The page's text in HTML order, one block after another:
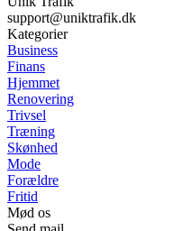
support@uniktrafik.dk
Kategorier
Business
Finans
Hjemmet
Renovering
Trivsel
Træning
Skønhed
Mode
Forældre
Fritid
Mød os